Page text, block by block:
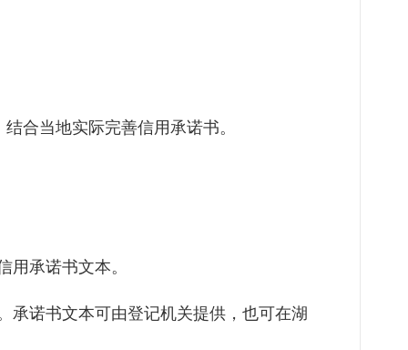
合当地实际完善信用承诺书。
承诺书文本。
承诺书文本可由登记机关提供，也可在湖